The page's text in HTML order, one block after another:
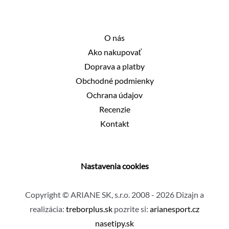
O nás
Ako nakupovať
Doprava a platby
Obchodné podmienky
Ochrana údajov
Recenzie
Kontakt
Nastavenia cookies
Copyright © ARIANE SK, s.r.o. 2008 - 2026 Dizajn a
realizácia: treborplus.sk pozrite si: arianesport.cz
nasetipy.sk